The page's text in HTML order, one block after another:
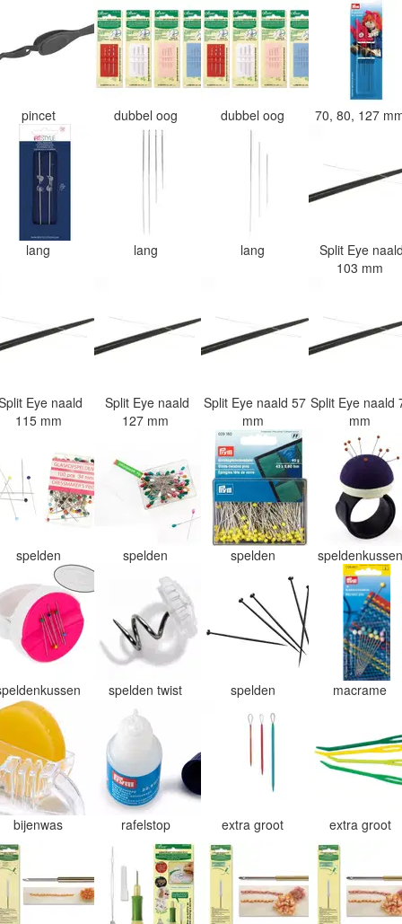
pincet dubbel oog dubbel oog 70, 80, 127
lang lang lang
Split Eye
103 mm
Eye naald
115 mm
Split Eye naald
127 mm
Split Eye naald 57
mm
Split Eye naald
mm
spelden spelden spelden
spelden twist spelden macrame
bijenwas rafelstop extra groot extra groot